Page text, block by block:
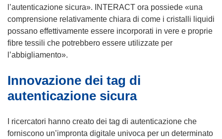
l’autenticazione sicura». INTERACT ora possiede «una
comprensione relativamente chiara di come i cristalli liquidi
possano effettivamente essere incorporati in vere e proprie
fibre tessili che potrebbero essere utilizzate per
l’abbigliamento».
Innovazione dei tag di
autenticazione sicura
I ricercatori hanno creato dei tag di autenticazione che
forniscono un’impronta digitale univoca per un determinato